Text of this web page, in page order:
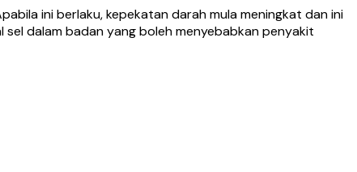
ini berlaku, kepekatan darah mula meningkat dan ini
dalam badan yang boleh menyebabkan penyakit